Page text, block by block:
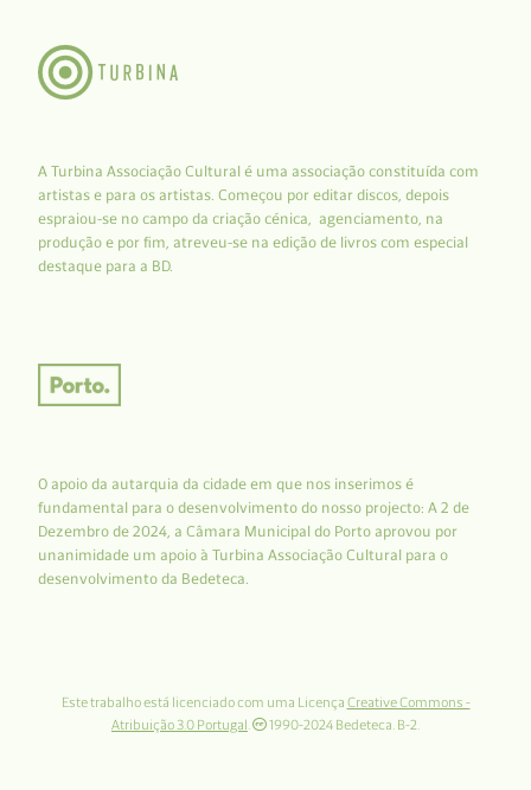
A Turbina Associação Cultural é uma associação constituída com
artistas e para os artistas. Começou por editar discos, depois
espraiou-se no campo da criação cénica, agenciamento, na
produção e por fim, atreveu-se na edição de livros com especial
destaque para a BD.
O apoio da autarquia da cidade em que nos inserimos é
fundamental para o desenvolvimento do nosso projecto: A 2 de
Dezembro de 2024, a Câmara Municipal do Porto aprovou por
unanimidade um apoio à Turbina Associação Cultural para o
desenvolvimento da Bedeteca.
Este trabalho está licenciado com uma Licença Creative Commons -
Atribuição 3.0 Portugal. 1990-2024 Bedeteca. B-2.